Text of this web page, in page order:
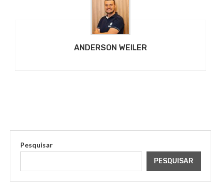
ANDERSON WEILER
Pesquisar
PESQUISAR